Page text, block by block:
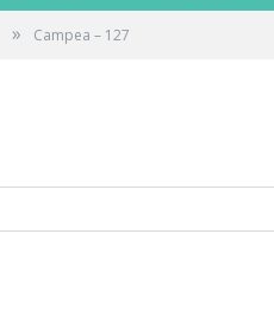
» Campea – 127